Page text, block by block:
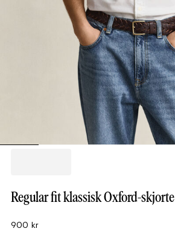
Regular fit klassisk Oxford-skjorte
900 kr